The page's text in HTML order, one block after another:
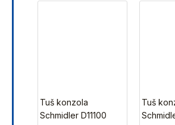
Tuš konzola
Schmidler D11100
Tuš